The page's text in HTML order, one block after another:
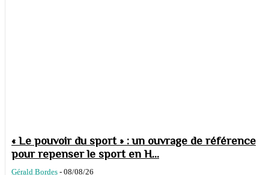
« Le pouvoir du sport » : un ouvrage de référence
pour repenser le sport en H...
Gérald Bordes - 08/08/26